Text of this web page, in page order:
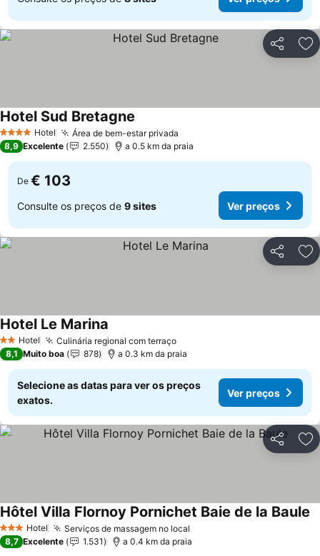
Partilhar
4 EstrelasHotel Área de bem-estar privada
Hotel Sud Bretagne
8,9 Excelente 2.550 a 0.5 km da praia
De € 103
Consulte os preços de 9 sites Ver preços
Partilhar
2 Estrelas
Hotel Culinária regional com terraçoVer preços
Hotel Le Marina
8,1 Muito boa 878 a 0.3 km da praia
Selecione as datas para ver os preços
exatos.
Ver preços
Partilhar
3 EstrelasHotel Serviços de massagem no local
Hôtel Villa Flornoy Pornichet Baie de la Baule
8,7 Excelente 1.531 a 0.4 km da praia